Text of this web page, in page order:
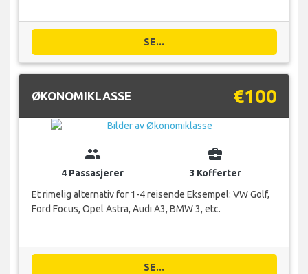
SE...
ØKONOMIKLASSE €100
group
4 Passasjerer
business_center
3 Kofferter
Et rimelig alternativ for 1-4 reisende Eksempel: VW Golf,
Ford Focus, Opel Astra, Audi A3, BMW 3, etc.
SE...